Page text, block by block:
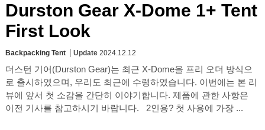
Durston Gear X-Dome 1+ Tent
First Look
Backpacking Tent Update 2024.12.12
더스턴 기어(Durston Gear)는 최근 X-Dome을 프리 오더 방식으
로 출시하였으며, 우리도 최근에 수령하였습니다. 이번에는 본 리
뷰에 앞서 첫 소감을 간단히 이야기합니다. 제품에 관한 사항은
이전 기사를 참고하시기 바랍니다. 2인용? 첫 사용에 가장 ...